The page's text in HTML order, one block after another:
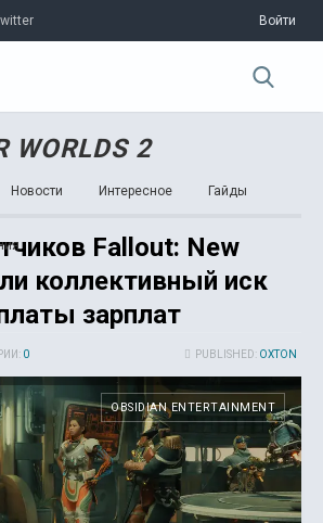
Войти
WORLDS 2
Новости Интересное Гайды
Fallout: New
коллективный иск
зарплат
PUBLISHED: OXTON
0
OBSIDIAN ENTERTAINMENT